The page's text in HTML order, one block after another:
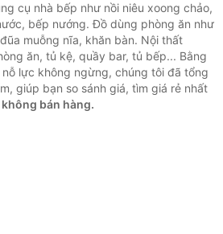
cụ nhà bếp như nồi niêu xoong chảo,
bếp nướng. Đồ dùng phòng ăn như
muỗng nĩa, khăn bàn. Nội thất
ăn, tủ kệ, quầy bar, tủ bếp... Bằng
lực không ngừng, chúng tôi đã tổng
giúp bạn so sánh giá, tìm giá rẻ nhất
bán hàng.